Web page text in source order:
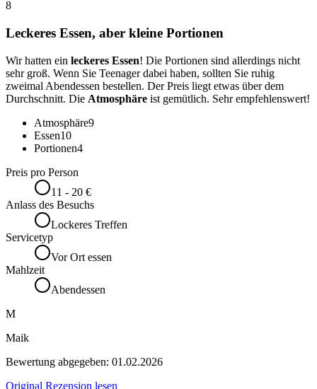
8
Leckeres Essen, aber kleine Portionen
Wir hatten ein leckeres Essen! Die Portionen sind allerdings nicht
sehr groß. Wenn Sie Teenager dabei haben, sollten Sie ruhig
zweimal Abendessen bestellen. Der Preis liegt etwas über dem
Durchschnitt. Die Atmosphäre ist gemütlich. Sehr empfehlenswert!
Atmosphäre9
Essen10
Portionen4
Preis pro Person
11 - 20 €
Anlass des Besuchs
Lockeres Treffen
Servicetyp
Vor Ort essen
Mahlzeit
Abendessen
M
Maik
Bewertung abgegeben: 01.02.2026
Original Rezension lesen